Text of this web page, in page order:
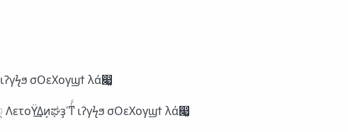
ࣗओ‫੍ن‬ ৘ใ‫ڞ‬༗πʔϧ͕ॿ͚ͯ͘Εͨ͜ͱ πϦʔߏ଄ ଟ‫ػ‬ೳ ࣗओ‫੍ن‬ ιʔγϟϧ σΟεΧογϣϯ λά෇͚
ࣗओ‫੍ن‬ ๻Β͸ πϦʔߏ଄ ‫ط‬੒ͷ৘ใ ଟ‫ػ‬ೳ ࣗओ‫੍ن‬ ΛετοΫ͢Δͷ͕ಘҙʹͳͬͨ ιʔγϟϧ σΟεΧογϣϯ λά෇͚